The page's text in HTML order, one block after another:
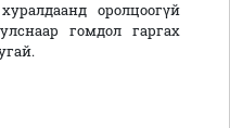
оролцоогүй
гомдол гаргах